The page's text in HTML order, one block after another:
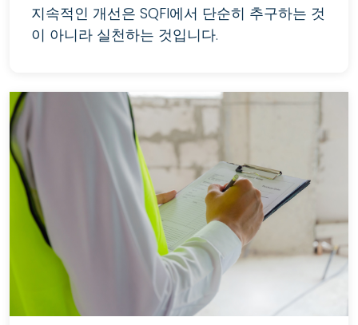
지속적인 개선은 SQFI에서 단순히 추구하는 것
이 아니라 실천하는 것입니다.